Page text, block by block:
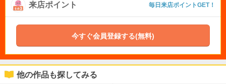
来店ポイント 毎日来店ポイントGET！
今すぐ会員登録する(無料)
他の作品も探してみる